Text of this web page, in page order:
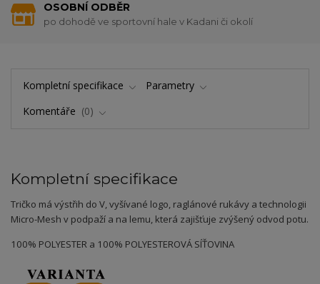
OSOBNÍ ODBĚR
po dohodě ve sportovní hale v Kadani či okolí
Kompletní specifikace
Parametry
Komentáře
0
Kompletní specifikace
Tričko má výstřih do V, vyšívané logo, raglánové rukávy a technologii
Micro-Mesh v podpaží a na lemu, která zajišťuje zvýšený odvod potu.
100% POLYESTER a 100% POLYESTEROVÁ SÍŤOVINA